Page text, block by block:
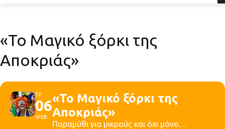
«Το Μαγικό ξόρκι της
Αποκριάς»
ΤΡ
06
ΦΕΒ
«Το Μαγικό ξόρκι της
Αποκριάς»
Παραμύθι για μικρούς και όχι μόνο…